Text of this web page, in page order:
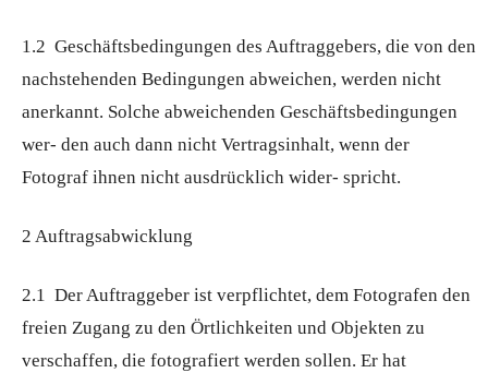
1.2 Geschäftsbedingungen des Auftraggebers, die von den
nachstehenden Bedingungen abweichen, werden nicht
anerkannt. Solche abweichenden Geschäftsbedingungen
wer- den auch dann nicht Vertragsinhalt, wenn der
Fotograf ihnen nicht ausdrücklich wider- spricht.
2 Auftragsabwicklung
2.1 Der Auftraggeber ist verpflichtet, dem Fotografen den
freien Zugang zu den Örtlichkeiten und Objekten zu
verschaffen, die fotografiert werden sollen. Er hat